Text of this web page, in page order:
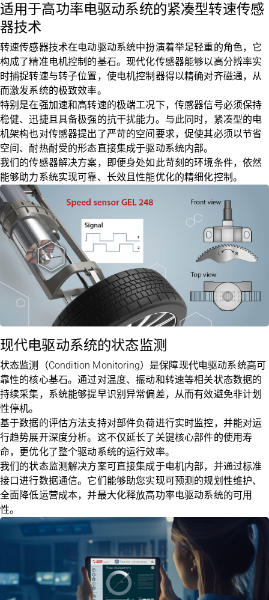
适用于高功率电驱动系统的紧凑型转速传感
器技术
转速传感器技术在电动驱动系统中扮演着举足轻重的角色，它
构成了精准电机控制的基石。现代化传感器能够以高分辨率实
时捕捉转速与转子位置，使电机控制器得以精确对齐磁通，从
而激发系统的极致效率。
特别是在强加速和高转速的极端工况下，传感器信号必须保持
稳健、迅捷且具备极强的抗干扰能力。与此同时，紧凑型的电
机架构也对传感器提出了严苛的空间要求，促使其必须以节省
空间、耐热耐受的形态直接集成于驱动系统内部。
我们的传感器解决方案，即便身处如此苛刻的环境条件，依然
能够助力系统实现可靠、长效且性能优化的精细化控制。
现代电驱动系统的状态监测
状态监测（Condition Monitoring）是保障现代电驱动系统高可
靠性的核心基石。通过对温度、振动和转速等相关状态数据的
持续采集，系统能够提早识别异常偏差，从而有效避免非计划
性停机。
基于数据的评估方法支持对部件负荷进行实时监控，并能对运
行趋势展开深度分析。这不仅延长了关键核心部件的使用寿
命，更优化了整个驱动系统的运行效率。
我们的状态监测解决方案可直接集成于电机内部，并通过标准
接口进行数据通信。它们能够助您实现可预测的规划性维护、
全面降低运营成本，并最大化释放高功率电驱动系统的可用
性。